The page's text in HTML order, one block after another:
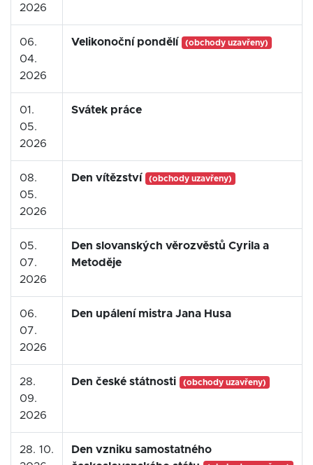
2026
06.
04.
2026
Velikonoční pondělí (obchody uzavřeny)
01.
05.
2026
Svátek práce
08.
05.
2026
Den vítězství (obchody uzavřeny)
05.
07.
2026
Den slovanských věrozvěstů Cyrila a
Metoděje
06.
07.
2026
Den upálení mistra Jana Husa
28.
09.
2026
Den české státnosti (obchody uzavřeny)
28. 10.
Den vzniku samostatného